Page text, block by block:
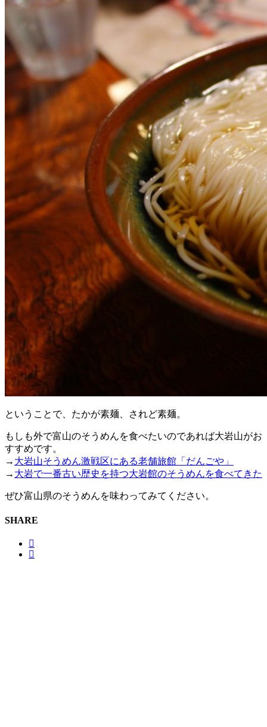
ということで、たかが素麺、されど素麺。
もしも外で富山のそうめんを食べたいのであれば大岩山がお
すすめです。
→ 大岩山そうめん激戦区にある老舗旅館「だんごや」
→ 大岩で一番古い歴史を持つ大岩館のそうめんを食べてきた
ぜひ富山県のそうめんを味わってみてください。
SHARE